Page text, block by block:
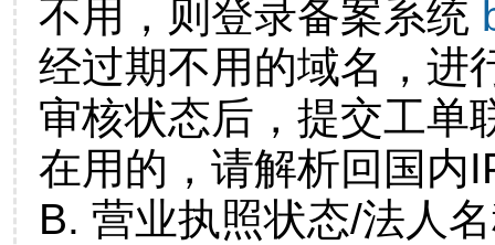
不用，则登录备案系统
经过期不用的域名，进
审核状态后，提交工单
在用的，请解析回国内
B. 营业执照状态/法人